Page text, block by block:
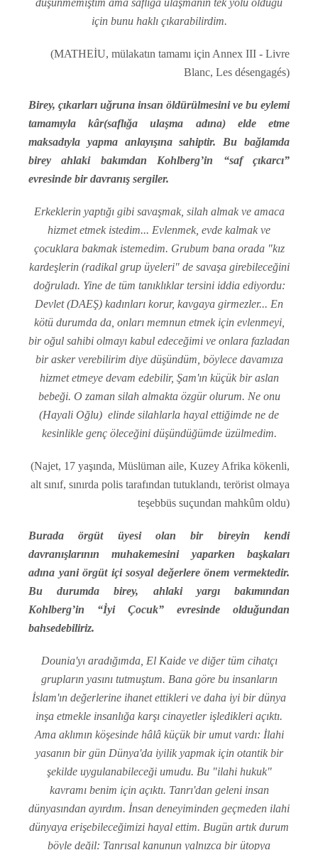
için bunu haklı çıkarabilirdim.
(MATHEİU, mülakatın tamamı için Annex III - Livre
Blanc, Les désengagés)
Birey, çıkarları uğruna insan öldürülmesini ve bu eylemi
tamamıyla kâr(saflığa ulaşma adına) elde etme
maksadıyla yapma anlayışına sahiptir. Bu bağlamda
birey ahlaki bakımdan Kohlberg’in “saf çıkarcı”
evresinde bir davranış sergiler.
Erkeklerin yaptığı gibi savaşmak, silah almak ve amaca
hizmet etmek istedim... Evlenmek, evde kalmak ve
çocuklara bakmak istemedim. Grubum bana orada "kız
kardeşlerin (radikal grup üyeleri" de savaşa girebileceğini
doğruladı. Yine de tüm tanıklıklar tersini iddia ediyordu:
Devlet (DAEŞ) kadınları korur, kavgaya girmezler... En
kötü durumda da, onları memnun etmek için evlenmeyi,
bir oğul sahibi olmayı kabul edeceğimi ve onlara fazladan
bir asker verebilirim diye düşündüm, böylece davamıza
hizmet etmeye devam edebilir, Şam'ın küçük bir aslan
bebeği. O zaman silah almakta özgür olurum. Ne onu
(Hayali Oğlu) elinde silahlarla hayal ettiğimde ne de
kesinlikle genç öleceğini düşündüğümde üzülmedim.
(Najet, 17 yaşında, Müslüman aile, Kuzey Afrika kökenli,
alt sınıf, sınırda polis tarafından tutuklandı, terörist olmaya
teşebbüs suçundan mahkûm oldu)
Burada örgüt üyesi olan bir bireyin kendi
davranışlarının muhakemesini yaparken başkaları
adına yani örgüt içi sosyal değerlere önem vermektedir.
Bu durumda birey, ahlaki yargı bakımından
Kohlberg’in “İyi Çocuk” evresinde olduğundan
bahsedebiliriz.
Dounia'yı aradığımda, El Kaide ve diğer tüm cihatçı
grupların yasını tutmuştum. Bana göre bu insanların
İslam'ın değerlerine ihanet ettikleri ve daha iyi bir dünya
inşa etmekle insanlığa karşı cinayetler işledikleri açıktı.
Ama aklımın köşesinde hâlâ küçük bir umut vardı: İlahi
yasanın bir gün Dünya'da iyilik yapmak için otantik bir
şekilde uygulanabileceği umudu. Bu "ilahi hukuk"
kavramı benim için açıktı. Tanrı'dan geleni insan
dünyasından ayırdım. İnsan deneyiminden geçmeden ilahi
dünyaya erişebileceğimizi hayal ettim. Bugün artık durum
böyle değil: Tanrısal kanunun yalnızca bir ütopya